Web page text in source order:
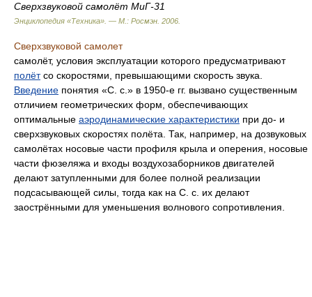
Сверхзвуковой самолёт МиГ-31
Энциклопедия «Техника». — М.: Росмэн 2006
Сверхзвуковой самолет
самолёт, условия эксплуатации которого предусматривают
полётсо скоростями, превышающими скорость звука.
Введение понятия «С. с.» в 1950-е гг. вызвано существенным
отличием геометрических форм, обеспечивающих
оптимальные аэродинамические характеристики при до- и
сверхзвуковых скоростях полёта. Так, например, на дозвуковых
самолётах носовые части профиля крыла и оперения, носовые
части фюзеляжа и входы воздухозаборников двигателей
делают затупленными для более полной реализации
подсасывающей силы, тогда как на С. с. их делают
заострёнными для уменьшения волнового сопротивления.